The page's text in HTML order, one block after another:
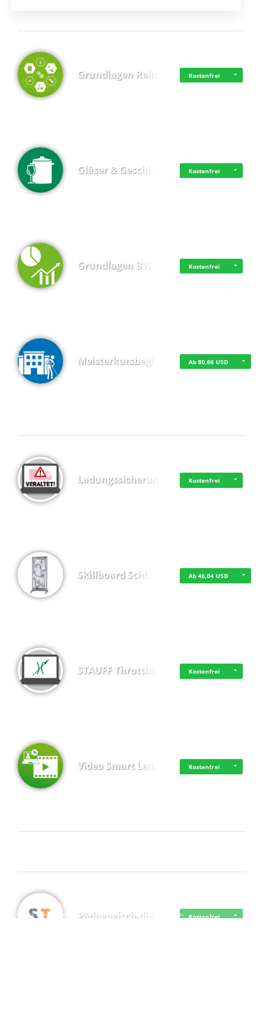
Grundlagen Rein… Kostenfrei
Gläser & Geschi… Kostenfrei
Grundlagen BWL Kostenfrei
Meisterkursbegl… Ab 80,66 USD
Ladungssicherung Kostenfrei
Skillboard Schl… Ab 46,04 USD
STAUFF Throttle… Kostenfrei
Video Smart Lea… Kostenfrei
Pädagogisch-did… Kostenfrei
· ·Datenschutz ·
© 2016 - 2026 SupraTix GmbH oder Partnergesellschaften - Alle Rechte vorbehalten.